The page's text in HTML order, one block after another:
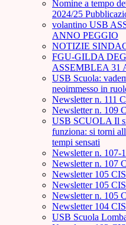
Nomine a tempo
2024/25
volantino USB
ANNO PEGGIO
NOTIZIE
FGU-GILDA
ASSEMBLEA 31
USB Scuola:
neoimmesso in
Newsletter n. 111
Newsletter n. 109
USB SCUOLA Il
funziona: si torni
tempi sensati
Newsletter n. 107-1
Newsletter n. 107
Newsletter 105
Newsletter 105
Newsletter n. 105
Newsletter 104
USB Scuola